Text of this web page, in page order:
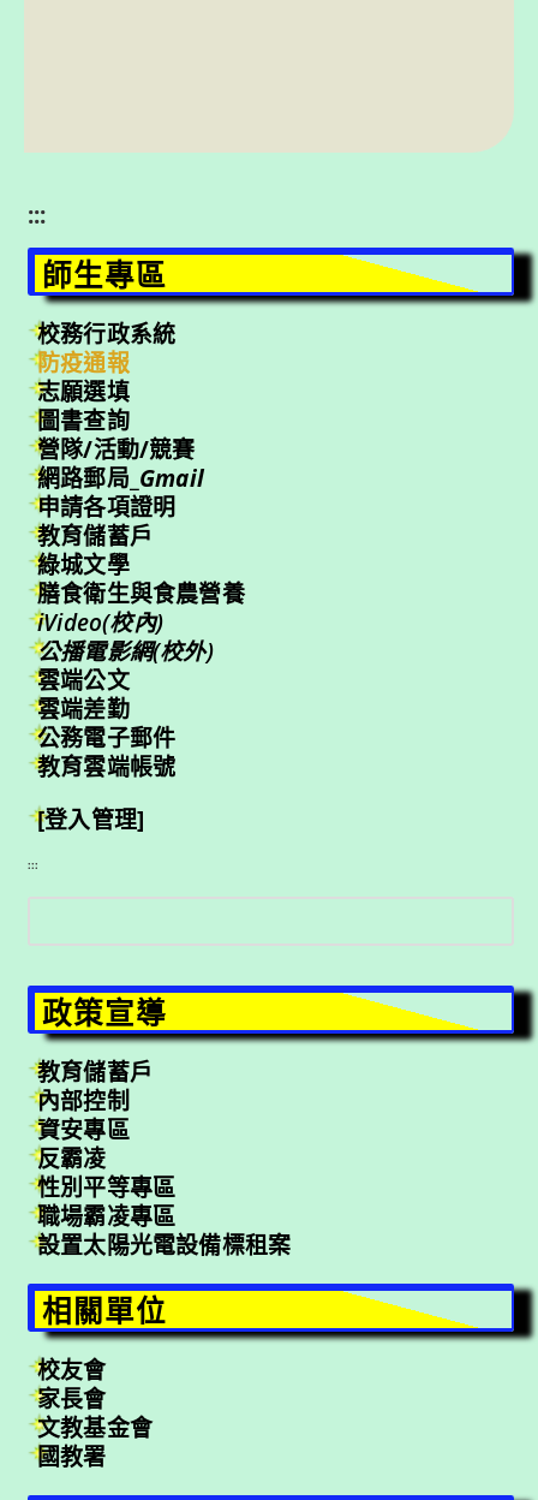
:::
師生專區
校務行政系統
防疫通報
志願選填
圖書查詢
營隊/活動/競賽
網路郵局_ Gmail
申請各項證明
教育儲蓄戶
綠城文學
膳食衛生與食農營養
iVideo(校內)
公播電影網(校外)
雲端公文
雲端差勤
公務電子郵件
教育雲端帳號
[登入管理]
:::
搜
尋
政策宣導
教育儲蓄戶
內部控制
資安專區
反霸凌
性別平等專區
職場霸凌專區
設置太陽光電設備標租案
相關單位
校友會
家長會
文教基金會
國教署